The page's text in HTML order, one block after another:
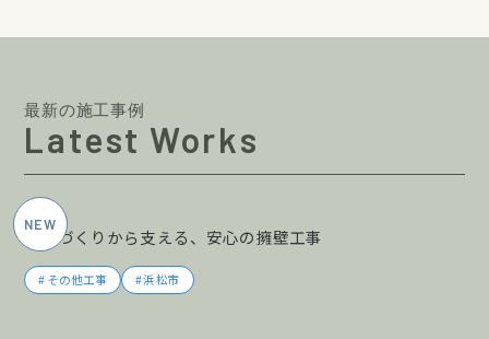
最新の施工事例
Latest Works
土地づくりから支える、安心の擁壁工事
その他工事 浜松市